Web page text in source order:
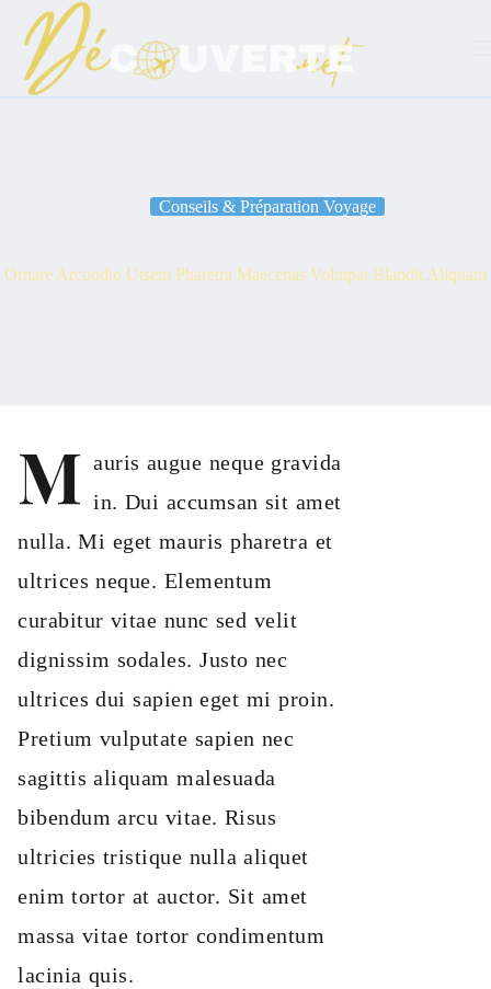
contenu
Conseils & Préparation Voyage
Ornare Arcuodio Utsem Pharetra Maecenas Volutpat Blandit Aliquam
M auris augue neque gravida
in. Dui accumsan sit amet
nulla. Mi eget mauris pharetra et
ultrices neque. Elementum
curabitur vitae nunc sed velit
dignissim sodales. Justo nec
ultrices dui sapien eget mi proin.
Pretium vulputate sapien nec
sagittis aliquam malesuada
bibendum arcu vitae. Risus
ultricies tristique nulla aliquet
enim tortor at auctor. Sit amet
massa vitae tortor condimentum
lacinia quis.